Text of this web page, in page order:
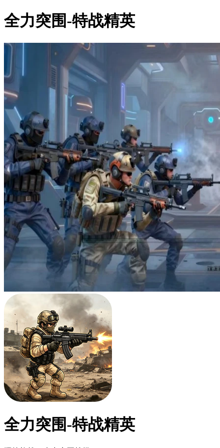
全力突围-特战精英
全力突围-特战精英